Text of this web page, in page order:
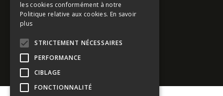
les cookies conformément à notre
Politique relative aux cookies. En savoir
plus
STRICTEMENT NÉCESSAIRES
PERFORMANCE
CIBLAGE
FONCTIONNALITÉ